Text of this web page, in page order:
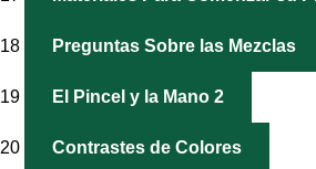
18 Preguntas Sobre las Mezclas
19 El Pincel y la Mano 2
20 Contrastes de Colores